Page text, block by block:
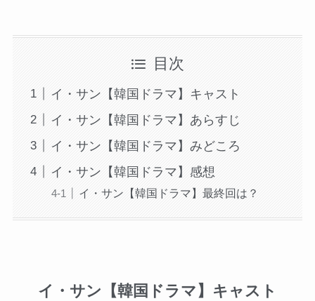
目次
イ・サン【韓国ドラマ】キャスト
イ・サン【韓国ドラマ】あらすじ
イ・サン【韓国ドラマ】みどころ
イ・サン【韓国ドラマ】感想
イ・サン【韓国ドラマ】最終回は？
イ・サン【韓国ドラマ】キャスト